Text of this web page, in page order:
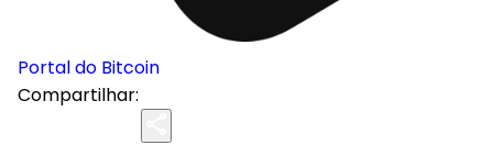
Portal do Bitcoin
Compartilhar: